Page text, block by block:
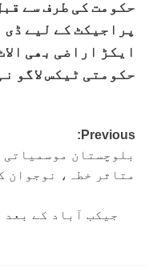
حکومت کی طرف سے
ایکڑ اراضی بھی
حکومتی ٹیکس لاگو
Post
navigation
Previous:
بلوچستان موسمیاتی
متاثر خطہ، نوجوان
جیکب آباد کے بعد